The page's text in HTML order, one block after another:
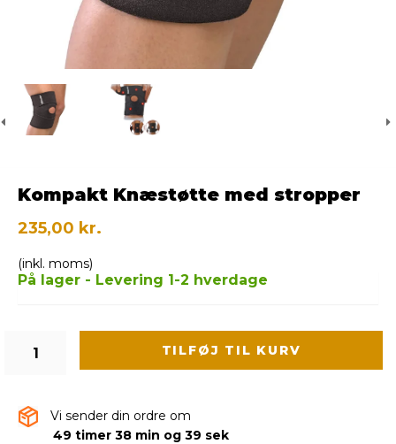
Kompakt Knæstøtte med stropper
235,00 kr.
(inkl. moms)
På lager - Levering 1-2 hverdage
TILFØJ TIL KURV
Vi sender din ordre om
49 timer 38 min og 38 sek